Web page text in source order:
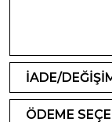
İADE/
ÖDEME